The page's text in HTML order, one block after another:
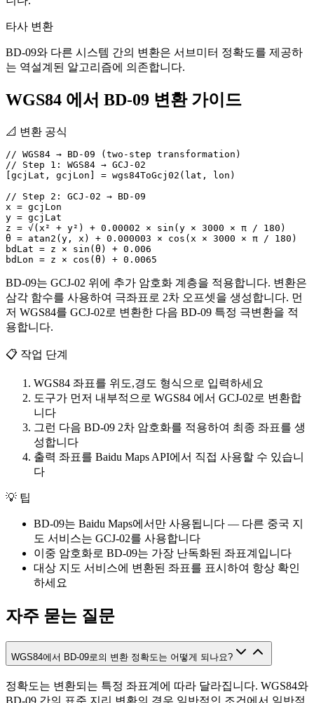
타사 변환
BD-09와 다른 시스템 간의 변환은 서브미터 정확도를 제공하
는 역설계된 알고리즘에 의존합니다.
WGS84 에서 BD-09 변환 가이드
📐 변환 공식
// WGS84 → BD-09 (two-step transformation)
// Step 1: WGS84 → GCJ-02
[gcjLat, gcjLon] = wgs84ToGcj02(lat, lon)
// Step 2: GCJ-02 → BD-09
x = gcjLon
y = gcjLat
z = √(x² + y²) + 0.00002 × sin(y × 3000 × π / 180)
θ = atan2(y, x) + 0.000003 × cos(x × 3000 × π / 180)
bdLat = z × sin(θ) + 0.006
bdLon = z × cos(θ) + 0.0065
BD-09는 GCJ-02 위에 추가 암호화 계층을 적용합니다. 변환은
삼각 함수를 사용하여 극좌표로 2차 오프셋을 생성합니다. 먼
저 WGS84를 GCJ-02로 변환한 다음 BD-09 특정 극변환을 적
용합니다.
📋 작업 단계
WGS84 좌표를 위도,경도 형식으로 입력하세요
도구가 먼저 내부적으로 WGS84 에서 GCJ-02로 변환합
니다
그런 다음 BD-09 2차 암호화를 적용하여 최종 좌표를 생
성합니다
출력 좌표를 Baidu Maps API에서 직접 사용할 수 있습니
다
💡 팁
BD-09는 Baidu Maps에서만 사용됩니다 — 다른 중국 지
도 서비스는 GCJ-02를 사용합니다
이중 암호화로 BD-09는 가장 난독화된 좌표계입니다
대상 지도 서비스에 변환된 좌표를 표시하여 항상 확인
하세요
자주 묻는 질문
WGS84에서 BD-09로의 변환 정확도는 어떻게 되나요?
정확도는 변환되는 특정 좌표계에 따라 달라집니다. WGS84와
BD-09 간의 표준 지리 변환의 경우 일반적인 조건에서 일반적